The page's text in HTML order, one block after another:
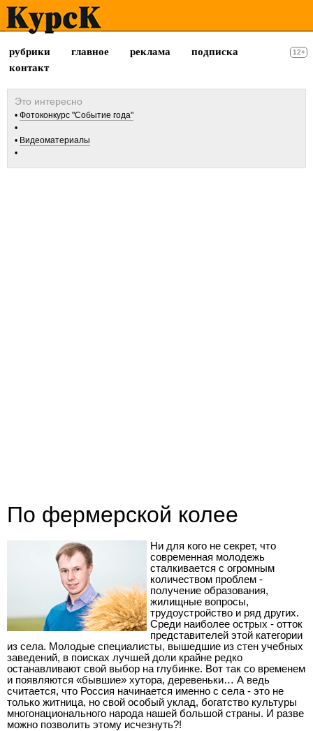
рубрики главное реклама
подписка
контакт
12+
Фотоконкурс "Событие года"
Видеоматериалы
По фермерской колее
Ни для кого не секрет, что
современная молодежь
сталкивается с огромным
количеством проблем -
получение образования,
жилищные вопросы,
трудоустройство и ряд других.
Среди наиболее острых - отток
представителей этой категории
из села. Молодые специалисты, вышедшие из стен учебных
заведений, в поисках лучшей доли крайне редко
останавливают свой выбор на глубинке. Вот так со временем
и появляются «бывшие» хутора, деревеньки… А ведь
считается, что Россия начинается именно с села - это не
только житница, но свой особый уклад, богатство культуры
многонационального народа нашей большой страны. И разве
можно позволить этому исчезнуть?!